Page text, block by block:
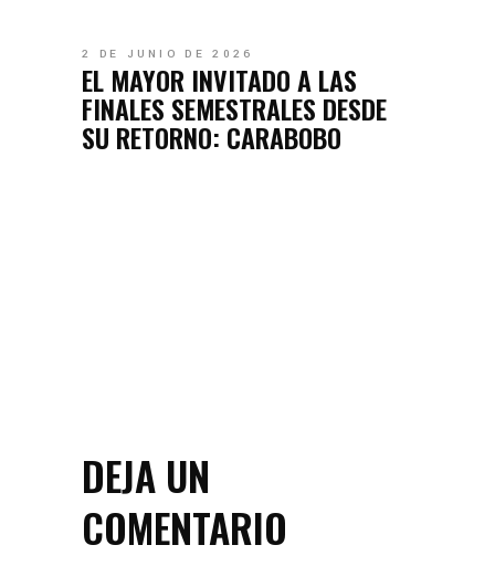
2 DE JUNIO DE 2026
EL MAYOR INVITADO A LAS
FINALES SEMESTRALES DESDE
SU RETORNO: CARABOBO
DEJA UN
COMENTARIO